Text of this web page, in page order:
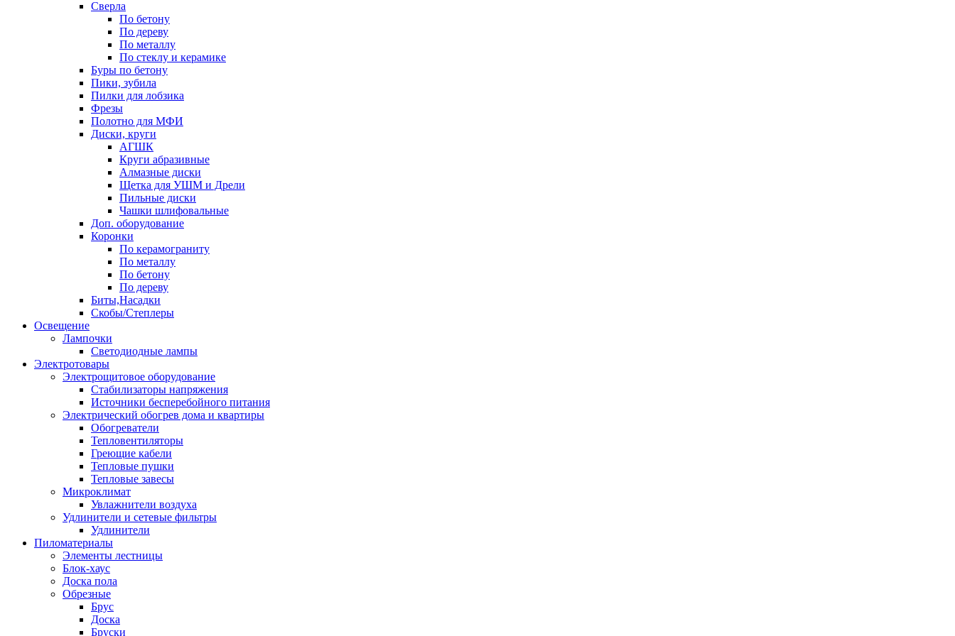
Сверла
По бетону
По дереву
По металлу
По стеклу и керамике
Буры по бетону
Пики, зубила
Пилки для лобзика
Фрезы
Полотно для МФИ
Диски, круги
АГШК
Круги абразивные
Алмазные диски
Щетка для УШМ и Дрели
Пильные диски
Чашки шлифовальные
Доп. оборудование
Коронки
По керамограниту
По металлу
По бетону
По дереву
Биты,Насадки
Скобы/Степлеры
Освещение
Лампочки
Светодиодные лампы
Электротовары
Электрощитовое оборудование
Стабилизаторы напряжения
Источники бесперебойного питания
Электрический обогрев дома и квартиры
Обогреватели
Тепловентиляторы
Греющие кабели
Тепловые пушки
Тепловые завесы
Микроклимат
Увлажнители воздуха
Удлинители и сетевые фильтры
Удлинители
Пиломатериалы
Элементы лестницы
Блок-хаус
Доска пола
Обрезные
Брус
Доска
Бруски